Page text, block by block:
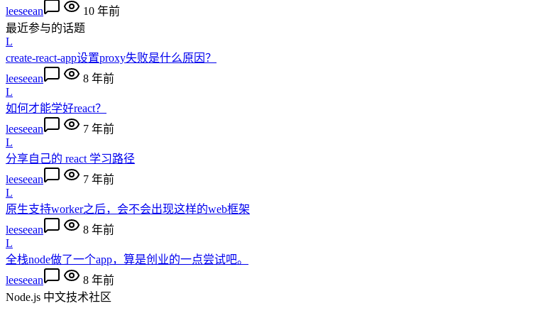
leeseean
10 年前
最近参与的话题
L
create-react-app设置proxy失败是什么原因？
leeseean
8 年前
L
如何才能学好react？
leeseean
7 年前
L
分享自己的 react 学习路径
leeseean
7 年前
L
原生支持worker之后，会不会出现这样的web框架
leeseean
8 年前
L
全栈node做了一个app，算是创业的一点尝试吧。
leeseean
8 年前
Node.js 中文技术社区